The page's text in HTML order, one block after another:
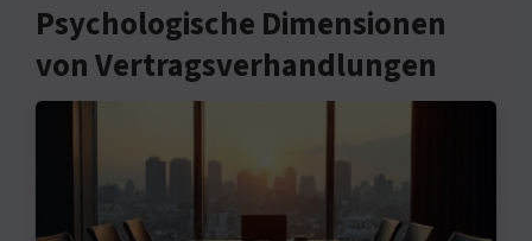
Psychologische Dimensionen
von Vertragsverhandlungen